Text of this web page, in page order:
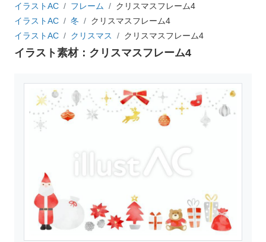
イラストAC フレーム
クリスマスフレーム4
イラストAC
冬
クリスマスフレーム4
イラストAC
クリスマス クリスマスフレーム4
イラスト素材：クリスマスフレーム4